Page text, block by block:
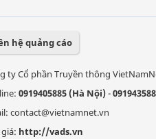
hệ quảng cáo
ty Cổ phần Truyền thông
0919405885 (Hà Nội)-
contact@vietnamnet.vn
http://vads.vn